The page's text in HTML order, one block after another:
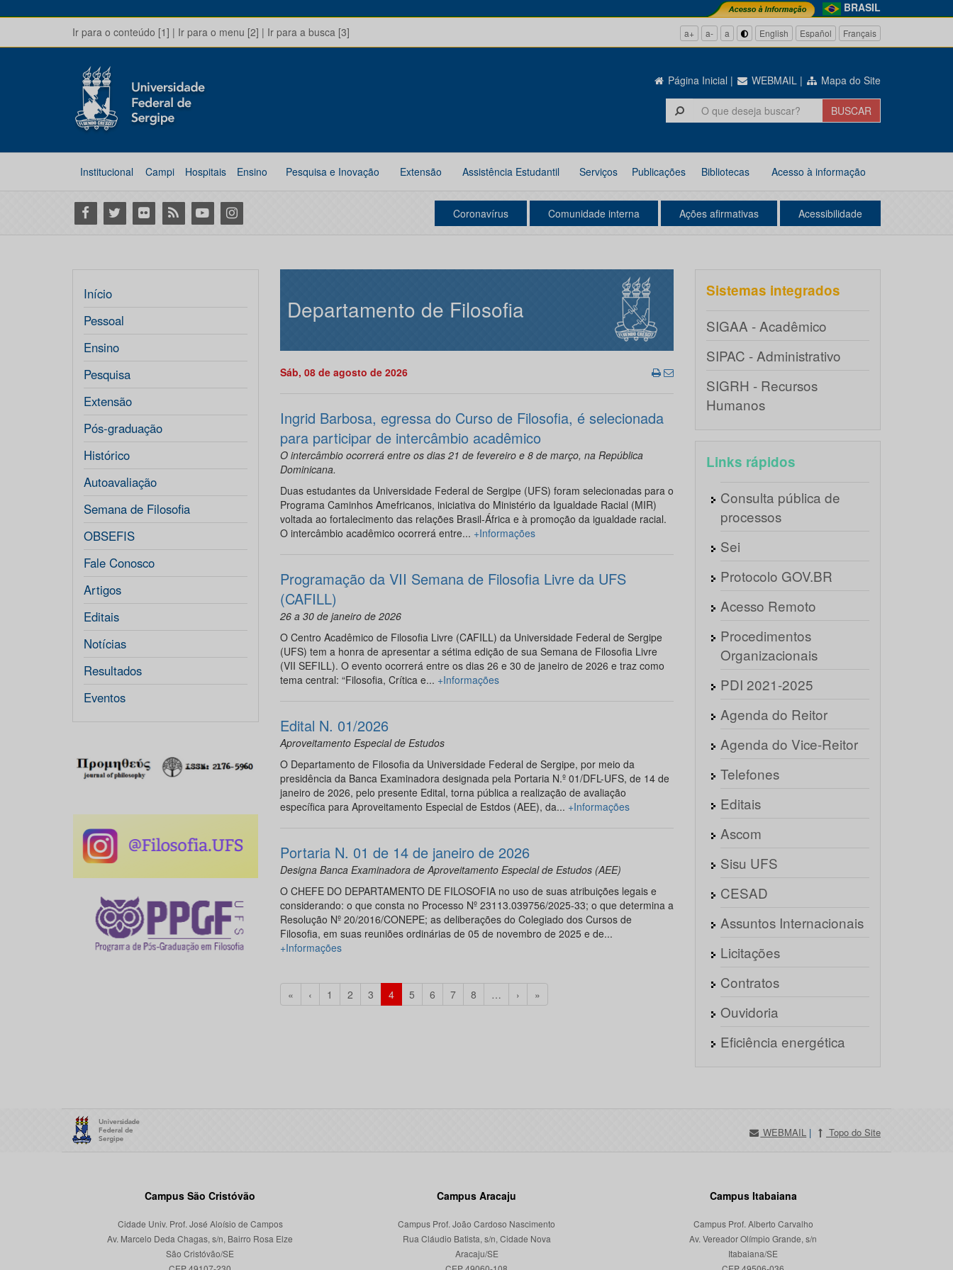
BRASIL
Ir para o conteúdo [1] | Ir para o menu [2] | Ir para a busca [3] a+ a- a English Español Français
Página Inicial | WEBMAIL | Mapa do Site
Institucional Campi Hospitais Ensino Pesquisa e Inovação Extensão Assistência Estudantil Serviços Publicações Bibliotecas Acesso à informação
Facebook
Twitter Flickr RSS YoutubeInstagram Coronavírus Comunidade interna Ações afirmativas Acessibilidade
Início
Pessoal
Ensino
Pesquisa
Extensão
Pós-graduação
Histórico
Autoavaliação
Semana de Filosofia
OBSEFIS
Fale Conosco
Artigos
Editais
Notícias
Resultados
Eventos
Departamento de Filosofia
Sáb, 08 de agosto de 2026
Ingrid Barbosa, egressa do Curso de Filosofia, é selecionada
para participar de intercâmbio acadêmico
O intercâmbio ocorrerá entre os dias 21 de fevereiro e 8 de março, na República
Dominicana.
Duas estudantes da Universidade Federal de Sergipe (UFS) foram selecionadas para o
Programa Caminhos Amefricanos, iniciativa do Ministério da Igualdade Racial (MIR)
voltada ao fortalecimento das relações Brasil-África e à promoção da igualdade racial.
O intercâmbio acadêmico ocorrerá entre... +Informações
Programação da VII Semana de Filosofia Livre da UFS
(CAFILL)
26 a 30 de janeiro de 2026
O Centro Acadêmico de Filosofia Livre (CAFILL) da Universidade Federal de Sergipe
(UFS) tem a honra de apresentar a sétima edição de sua Semana de Filosofia Livre
(VII SEFILL). O evento ocorrerá entre os dias 26 e 30 de janeiro de 2026 e traz como
tema central: “Filosofia, Crítica e... +Informações
Edital N. 01/2026
Aproveitamento Especial de Estudos
O Departamento de Filosofia da Universidade Federal de Sergipe, por meio da
presidência da Banca Examinadora designada pela Portaria N.º 01/DFL-UFS, de 14 de
janeiro de 2026, pelo presente Edital, torna pública a realização de avaliação
específica para Aproveitamento Especial de Estdos (AEE), da... +Informações
Portaria N. 01 de 14 de janeiro de 2026
Designa Banca Examinadora de Aproveitamento Especial de Estudos (AEE)
O CHEFE DO DEPARTAMENTO DE FILOSOFIA no uso de suas atribuições legais e
considerando: o que consta no Processo Nº 23113.039756/2025-33; o que determina a
Resolução Nº 20/2016/CONEPE; as deliberações do Colegiado dos Cursos de
Filosofia, em suas reuniões ordinárias de 05 de novembro de 2025 e de...
+Informações
« ‹ 1 2 3 4 5 6 7 8 … › »
Sistemas integrados
SIGAA - Acadêmico
SIPAC - Administrativo
SIGRH - Recursos
Humanos
Links rápidos
Consulta pública de
processos
Sei
Protocolo GOV.BR
Acesso Remoto
Procedimentos
Organizacionais
PDI 2021-2025
Agenda do Reitor
Agenda do Vice-Reitor
Telefones
Editais
Ascom
Sisu UFS
CESAD
Assuntos Internacionais
Licitações
Contratos
Ouvidoria
Eficiência energética
WEBMAIL | Topo do Site
Campus São Cristóvão
Cidade Univ. Prof. José Aloísio de Campos
Av. Marcelo Deda Chagas, s/n, Bairro Rosa Elze
São Cristóvão/SE
Campus Aracaju
Campus Prof. João Cardoso Nascimento
Rua Cláudio Batista, s/n, Cidade Nova
Aracaju/SE
Campus Itabaiana
Campus Prof. Alberto Carvalho
Av. Vereador Olímpio Grande, s/n
Itabaiana/SE